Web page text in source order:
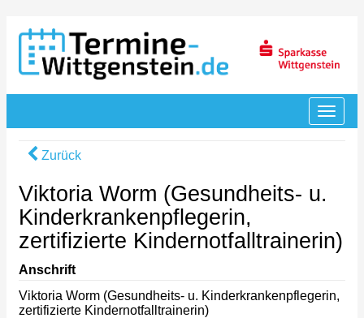
Zurück
Viktoria Worm (Gesundheits- u.
Kinderkrankenpflegerin,
zertifizierte Kindernotfalltrainerin)
Anschrift
Viktoria Worm (Gesundheits- u. Kinderkrankenpflegerin,
zertifizierte Kindernotfalltrainerin)